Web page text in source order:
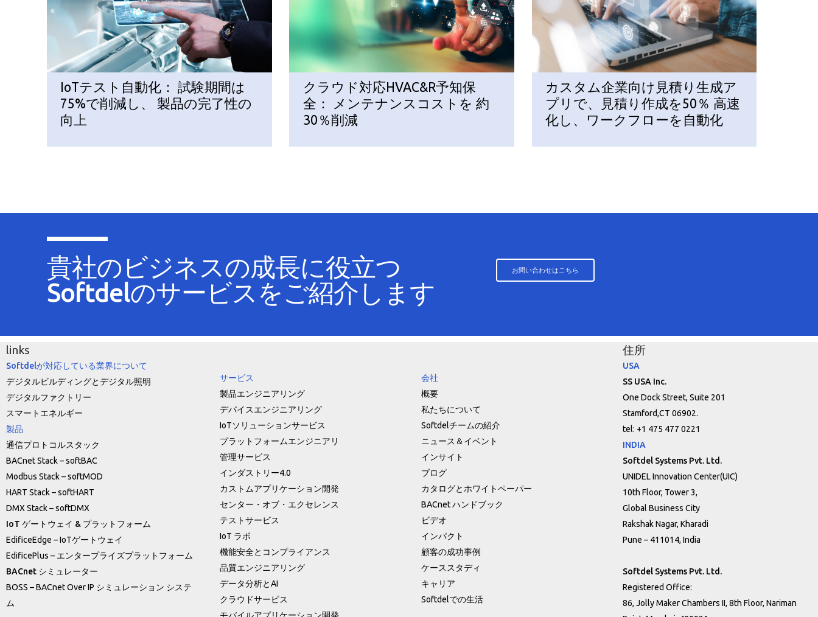
IoTテスト自動化： 試験期間は
75%で削減し、 製品の完了性の
向上
クラウド対応HVAC&R予知保
全： メンテナンスコストを 約
30％削減
カスタム企業向け見積り生成ア
プリで、見積り作成を50％ 高速
化し、ワークフローを自動化
貴社のビジネスの成長に役立つ
Softdelのサービスをご紹介します
お問い合わせはこちら
links
Softdelが対応している業界について
デジタルビルディングとデジタル照明
デジタルファクトリー
スマートエネルギー
製品
通信プロトコルスタック
BACnet Stack – softBAC
Modbus Stack – softMOD
HART Stack – softHART
DMX Stack – softDMX
IoT ゲートウェイ & プラットフォーム
EdificeEdge – IoTゲートウェイ
EdificePlus – エンタープライズプラットフォーム
BACnet シミュレーター
BOSS – BACnet Over IP シミュレーション システ
ム
サービス
製品エンジニアリング
デバイスエンジニアリング
IoTソリューションサービス
プラットフォームエンジニアリ
管理サービス
インダストリー4.0
カストムアプリケーション開発
センター・オブ・エクセレンス
テストサービス
IoT ラボ
機能安全とコンプライアンス
品質エンジニアリング
データ分析とAI
クラウドサービス
モバイルアプリケーション開発
会社
概要
私たちについて
Softdelチームの紹介
ニュース＆イベント
インサイト
ブログ
カタログとホワイトペーパー
BACnet ハンドブック
ビデオ
インパクト
顧客の成功事例
ケーススタディ
キャリア
Softdelでの生活
住所
USA
SS USA Inc.
One Dock Street, Suite 201
Stamford,CT 06902.
tel: +1 475 477 0221
INDIA
Softdel Systems Pvt. Ltd.
UNIDEL Innovation Center(UIC)
10th Floor, Tower 3,
Global Business City
Rakshak Nagar, Kharadi
Pune – 411014, India
Softdel Systems Pvt. Ltd.
Registered Office:
86, Jolly Maker Chambers II, 8th Floor, Nariman